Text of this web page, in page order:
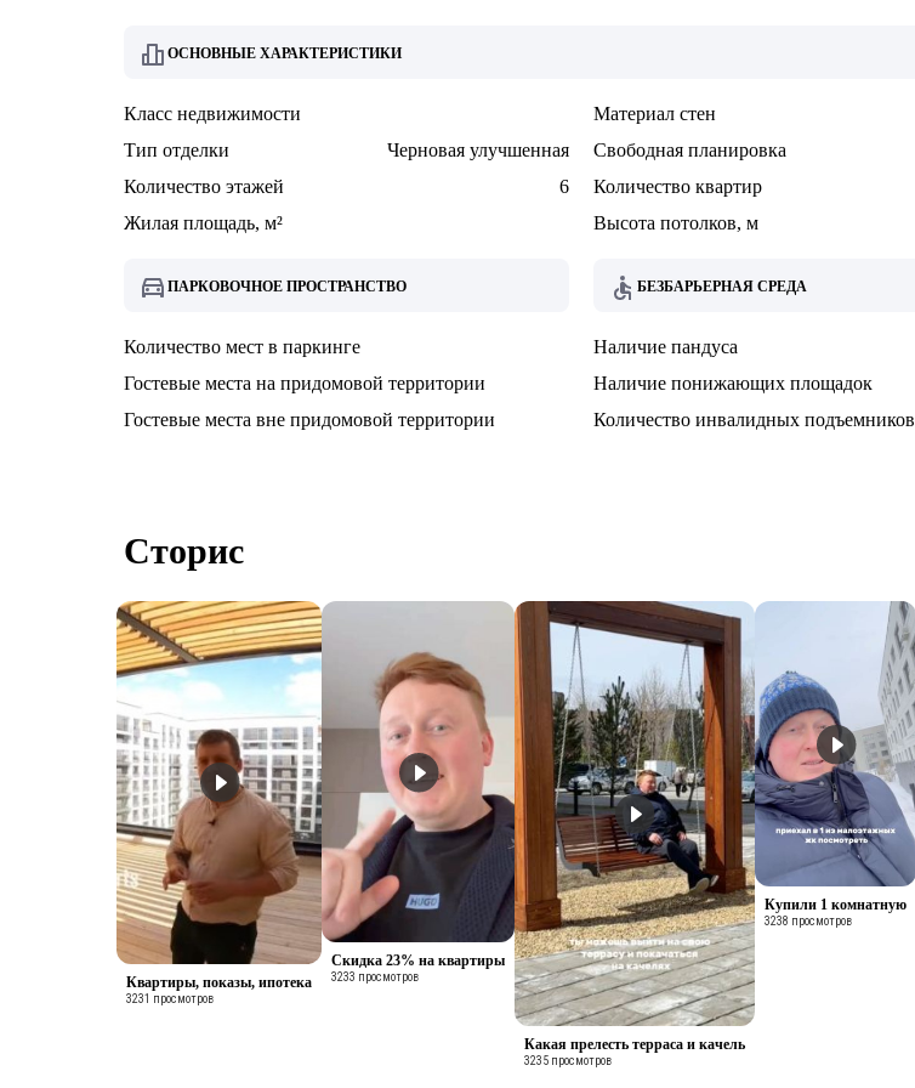
ОСНОВНЫЕ ХАРАКТЕРИСТИКИ
Класс недвижимости Материал стен
Тип отделки
Черновая улучшенная
Свободная планировка
Количество этажей
6
Количество квартир
Жилая площадь, м²
Высота потолков, м
ПАРКОВОЧНОЕ ПРОСТРАНСТВО
Количество мест в паркинге
Гостевые места на придомовой территории
Гостевые места вне придомовой территории
БЕЗБАРЬЕРНАЯ СРЕДА
Наличие пандуса
Наличие понижающих площадок
Количество инвалидных подъемников
Сторис
Квартиры, показы, ипотека
3231 просмотров
Скидка 23% на квартиры
3233 просмотров
Какая прелесть терраса и качель
3235 просмотров
Купили 1 комнатную
3238 просмотров